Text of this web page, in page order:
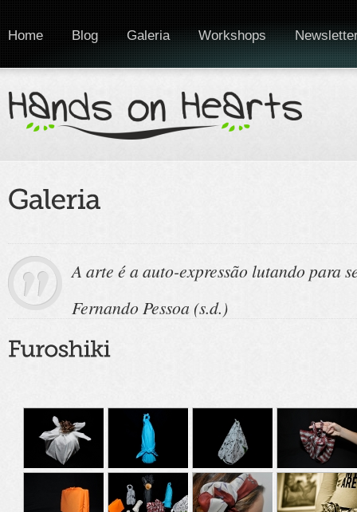
Home Blog Galeria Workshops
A arte é a auto-expressão lutando para
Fernando Pessoa (s.d.)